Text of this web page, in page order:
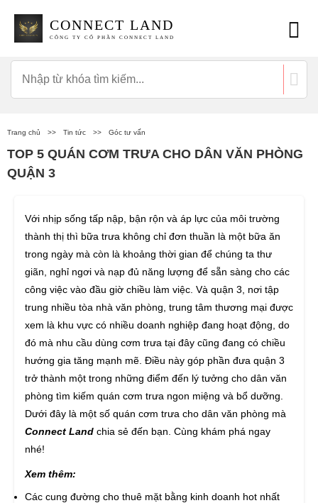
CONNECT LAND
CÔNG TY CỔ PHẦN CONNECT LAND
Trang chủ >> Tin tức >> Góc tư vấn
TOP 5 QUÁN CƠM TRƯA CHO DÂN VĂN PHÒNG
QUẬN 3
Với nhịp sống tấp nập, bận rộn và áp lực của môi trường
thành thị thì bữa trưa không chỉ đơn thuần là một bữa ăn
trong ngày mà còn là khoảng thời gian để chúng ta thư
giãn, nghỉ ngơi và nạp đủ năng lượng để sẵn sàng cho các
công việc vào đầu giờ chiều làm việc. Và quận 3, nơi tập
trung nhiều tòa nhà văn phòng, trung tâm thương mại được
xem là khu vực có nhiều doanh nghiệp đang hoạt động, do
đó mà nhu cầu dùng cơm trưa tại đây cũng đang có chiều
hướng gia tăng mạnh mẽ. Điều này góp phần đưa quận 3
trở thành một trong những điểm đến lý tưởng cho dân văn
phòng tìm kiếm quán cơm trưa ngon miệng và bổ dưỡng.
Dưới đây là một số quán cơm trưa cho dân văn phòng mà
Connect Land chia sẻ đến bạn. Cùng khám phá ngay
nhé!
Xem thêm:
Các cung đường cho thuê mặt bằng kinh doanh hot nhất